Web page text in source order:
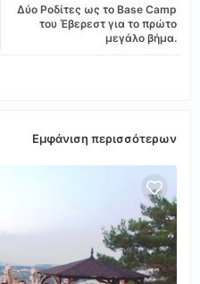
ats
Δύο Ροδίτες ως το Base Camp
του Έβερεστ για το πρώτο
μεγάλο βήμα.
Εμφάνιση περισσότερων